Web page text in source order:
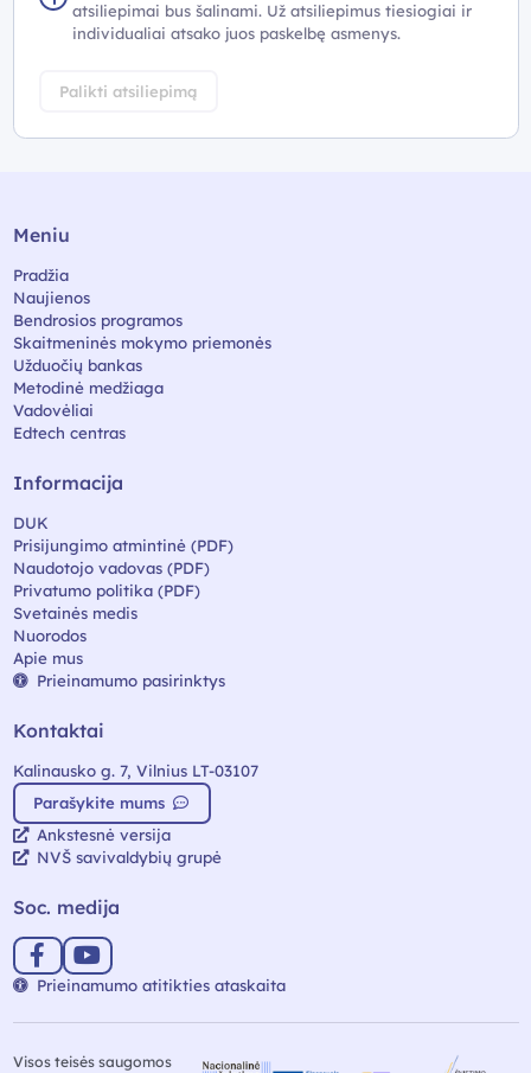
atsiliepimai bus šalinami. Už atsiliepimus tiesiogiai ir
individualiai atsako juos paskelbę asmenys.
Palikti atsiliepimą
Meniu
Pradžia
Naujienos
Bendrosios programos
Skaitmeninės mokymo priemonės
Užduočių bankas
Metodinė medžiaga
Vadovėliai
Edtech centras
Informacija
DUK
Prisijungimo atmintinė (PDF)
Naudotojo vadovas (PDF)
Privatumo politika (PDF)
Svetainės medis
Nuorodos
Apie mus
Prieinamumo pasirinktys
Kontaktai
Kalinausko g. 7, Vilnius LT-03107
Parašykite mums
Ankstesnė versija
NVŠ savivaldybių grupė
Soc. medija
Prieinamumo atitikties ataskaita
Visos teisės saugomos